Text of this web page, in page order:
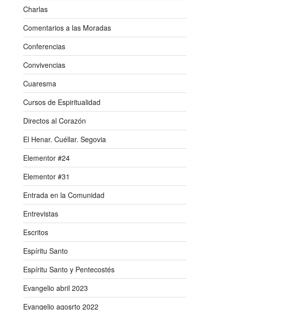
Charlas
Comentarios a las Moradas
Conferencias
Convivencias
Cuaresma
Cursos de Espiritualidad
Directos al Corazón
El Henar. Cuéllar. Segovia
Elementor #24
Elementor #31
Entrada en la Comunidad
Entrevistas
Escritos
Espíritu Santo
Espíritu Santo y Pentecostés
Evangelio abril 2023
Evangelio agosrto 2022